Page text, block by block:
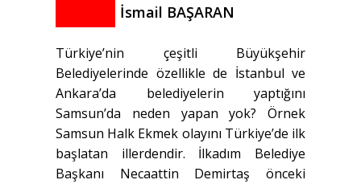
İsmail BAŞARAN
Türkiye’nin çeşitli Büyükşehir
Belediyelerinde özellikle de İstanbul ve
Ankara’da belediyelerin yaptığını
Samsun’da neden yapan yok? Örnek
Samsun Halk Ekmek olayını Türkiye’de ilk
başlatan illerdendir. İlkadım Belediye
Başkanı Necaattin Demirtaş önceki